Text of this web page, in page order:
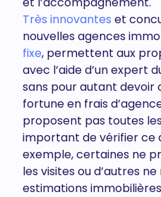
Très innovantes et
nouvelles agences
fixe, permettent aux
avec l’aide d’un expert
sans pour autant devoir
fortune en frais
proposent pas toutes
important de vérifier ce
exemple, certaines ne
les visites ou d’autres
estimations